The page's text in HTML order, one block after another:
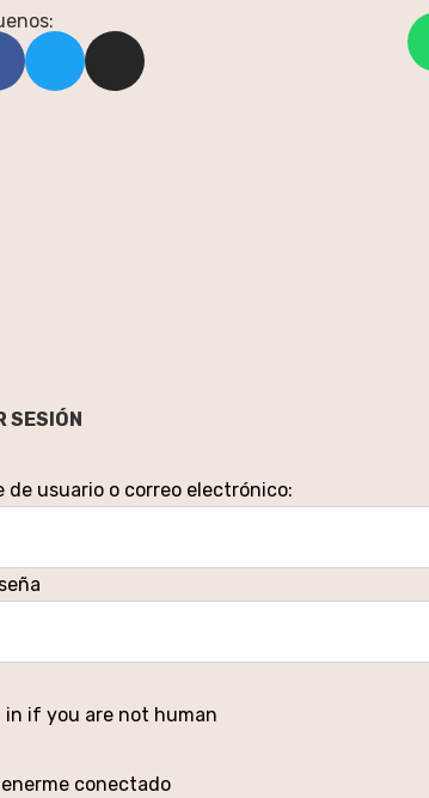
SESIÓN
de usuario o correo electrónico:
in if you are not human
conectado